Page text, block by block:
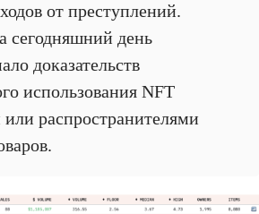
от преступлений.
сегодняшний день
доказательств
использования NFT
распространителями